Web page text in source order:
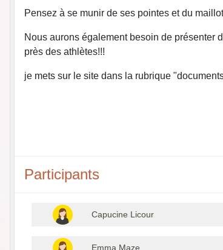
Pensez à se munir de ses pointes et du
Nous aurons également besoin de présenter
près des athlètes!!!
je mets sur le site dans la rubrique
Participants
Capucine Licour
Emma Maze